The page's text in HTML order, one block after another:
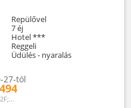
Repülővel
7 éj
Hotel ***
Reggeli
Üdülés - nyaralás
27-tól